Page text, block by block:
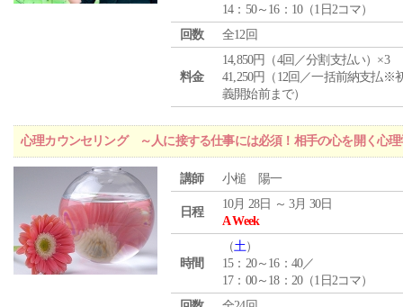
14：50～16：10（1日2コマ）
回数
全12回
料金
14,850円（4回／分割支払い）×3
41,250円（12回／一括前納支払※
義開始前まで）
心理カウンセリング ～人に接する仕事には必須！相手の心を開く心理
講師 小槌 陽一
日程
10月 28日 ～ 3月 30日
A Week
時間
（土）
15：20～16：40／
17：00～18：20（1日2コマ）